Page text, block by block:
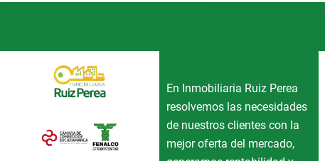
En Inmobiliaria Ruiz Perea
resolvemos las necesidades
de nuestros clientes con la
mejor oferta del mercado,